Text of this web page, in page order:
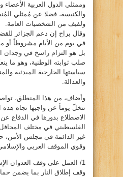
وممثلي الدول العربية الأعضاء
والكنيسة، فضلا عن مُمثلي
ولفيف من الشخصيات العامة.
وقال براح إن دعم الجزائر
في يوم من الأيام مشروطاً أو
بل هو التزام راسخ في وجدان
صلب ثوابته الوطنية، وهو
سياستها الخارجية المبدئية
والعدالة.
وأضاف، من هذا المنطلق،
تتخلّ يوماً عن واجبها تجاه هذه
الاضطلاع بدورها في الدفاع
الفلسطيني في مختلف
غير الدائمة في مجلس
وقوي الموقف العربي
1/ العمل على وقف العدوان
وقف إطلاق النار بما يضمن